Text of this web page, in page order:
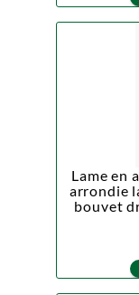
Lame en
arrondie
bouvet